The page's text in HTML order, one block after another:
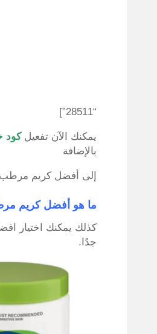
“28511”]
يمكنك الآن تفعيل كود
بالإضافة
إلى أفضل كريم مرطب
ما هو أفضل كريم
كذلك يمكنك اختيار
جدًا.